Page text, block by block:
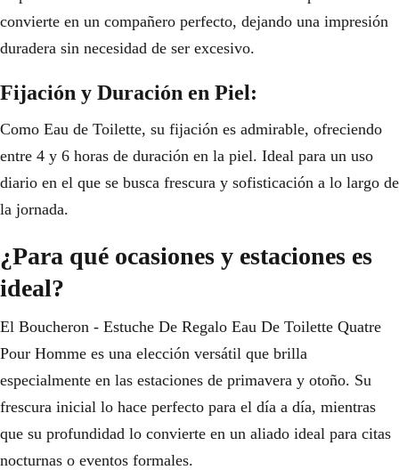
convierte en un compañero perfecto, dejando una impresión
duradera sin necesidad de ser excesivo.
Fijación y Duración en Piel:
Como Eau de Toilette, su fijación es admirable, ofreciendo
entre 4 y 6 horas de duración en la piel. Ideal para un uso
diario en el que se busca frescura y sofisticación a lo largo de
la jornada.
¿Para qué ocasiones y estaciones es
ideal?
El Boucheron - Estuche De Regalo Eau De Toilette Quatre
Pour Homme es una elección versátil que brilla
especialmente en las estaciones de primavera y otoño. Su
frescura inicial lo hace perfecto para el día a día, mientras
que su profundidad lo convierte en un aliado ideal para citas
nocturnas o eventos formales.